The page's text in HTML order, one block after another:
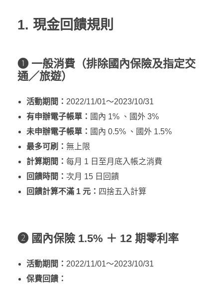
1. 現金回饋規則
❶ 一般消費（排除國內保險及指定交
通／旅遊）
活動期間： 2022/11/01～2023/10/31
有申辦電子帳單： 國內 1% 、國外 3%
未申辦電子帳單： 國內 0.5% 、國外 1.5%
最多可刷： 無上限
計算期間： 每月 1 日至月底入帳之消費
回饋時間： 次月 15 日回饋
回饋計算不滿 1 元： 四捨五入計算
❷ 國內保險 1.5% ＋ 12 期零利率
活動期間： 2022/11/01～2023/10/31
保費回饋：